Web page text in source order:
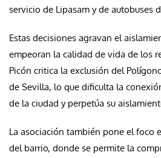
servicio de Lipasam y de autobuses
Estas decisiones agravan el
empeoran la calidad de vida de los
Picón critica la exclusión del
de Sevilla, lo que dificulta la
de la ciudad y perpetúa su
La asociación también pone el foco
del barrio, donde se permite la